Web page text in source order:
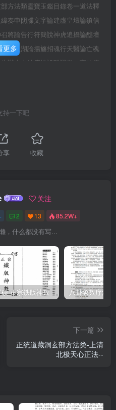
方法類靈寶玉鑑目錄卷一道法釋
奏申阴牒文字論建虛皇壇論鎮信
將論告行符簡說神虎追攝論醮壇
度血湖論揚旛招魂行天醫論亡魂
辯水火鍊度說設醮辯卷二齋修節
節次第一日早朝行道第一日午朝
三日早午晚朝節次散壇朝资次傳
資次放生资次卷四靈旛寶益門四
更多
持一下吧
享 收藏
关注
2 13 85.2W+
，什么都没有写...
-正宗铁版神数
下一篇
正统道藏洞玄部方法类-上清
北极天心正法--